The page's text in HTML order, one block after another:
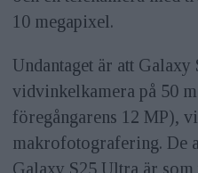
10 megapixel.
Undantaget är att
vidvinkelkamera på 50
föregångarens 12 MP),
makrofotografering. De
Galaxy S25 Ultra är